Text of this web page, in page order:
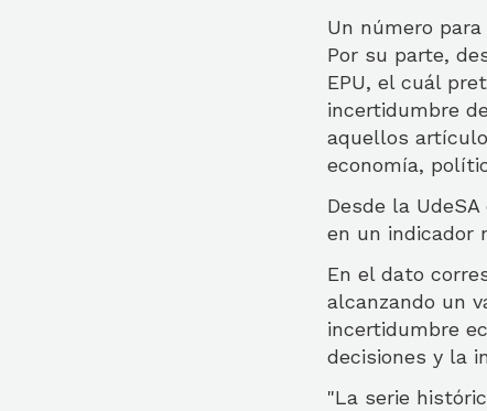
Un número
Por su parte,
EPU, el cuál
incertidumbre
aquellos
economía,
Desde la
en un indicador
En el dato
alcanzando un
incertidumbre
decisiones y la
"La serie